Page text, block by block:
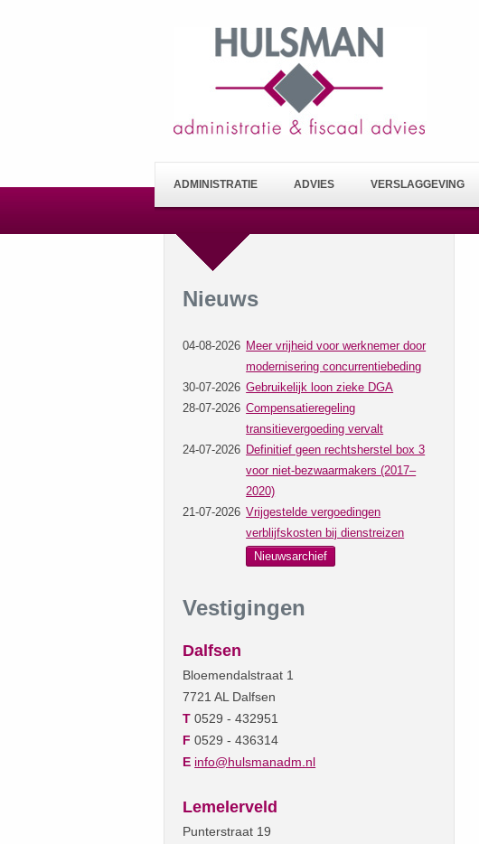
ADMINISTRATIE ADVIES VERSLAGGEVING
Nieuws
04-08-2026 Meer vrijheid voor werknemer door
modernisering concurrentiebeding
30-07-2026 Gebruikelijk loon zieke DGA
28-07-2026 Compensatieregeling
transitievergoeding vervalt
24-07-2026 Definitief geen rechtsherstel box 3
voor niet-bezwaarmakers (2017–
2020)
21-07-2026 Vrijgestelde vergoedingen
verblijfskosten bij dienstreizen
Nieuwsarchief
Vestigingen
Dalfsen
Bloemendalstraat 1
7721 AL Dalfsen
T 0529 - 432951
F 0529 - 436314
E info@hulsmanadm.nl
Lemelerveld
Punterstraat 19